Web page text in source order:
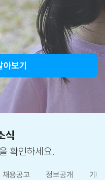
보기
식
확인하세요.
채용공고 정보공개 기타